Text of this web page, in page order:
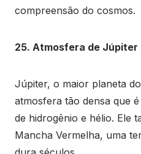
compreensão do cosmos.
25. Atmosfera de Júpiter
Júpiter, o maior planeta
atmosfera tão densa que
de hidrogênio e hélio. Ele
Mancha Vermelha, uma